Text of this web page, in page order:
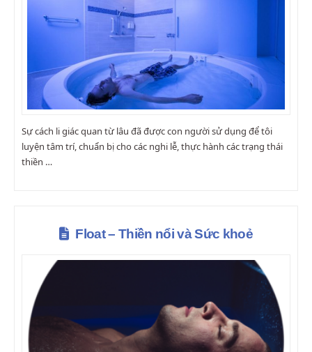
Sự cách li giác quan từ lâu đã được con người sử dụng để tôi
luyện tâm trí, chuẩn bị cho các nghi lễ, thực hành các trạng thái
thiền …
Float – Thiền nổi và Sức khoẻ